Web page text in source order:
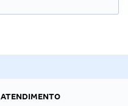
ATENDIMENTO